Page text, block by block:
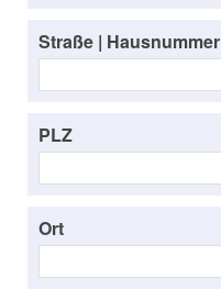
Straße | Hausnummer
PLZ
Ort